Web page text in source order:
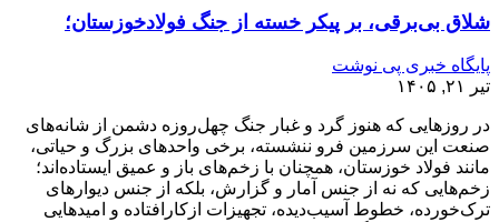
شلاق‌ بی‌برقی، بر پیکر خسته‌ از جنگ فولادخوزستان؛
پایگاه خبری پی نوشت
تیر ۲۱, ۱۴۰۵
در روزهایی که هنوز گرد و غبار جنگ چهل‌روزه دشمن از شانه‌های
صنعت این سرزمین فرو ننشسته، برخی واحدهای بزرگ و حیاتی،
مانند فولاد خوزستان، همچنان با زخم‌های باز و عمیق ایستاده‌اند؛
زخم‌هایی که نه از جنس آمار و گزارش، بلکه از جنس دیوارهای
ترک‌خورده، خطوط آسیب‌دیده، تجهیزات ازکارافتاده و امیدهایی